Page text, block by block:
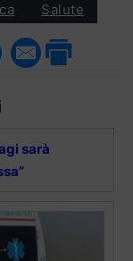
Salute
sarà